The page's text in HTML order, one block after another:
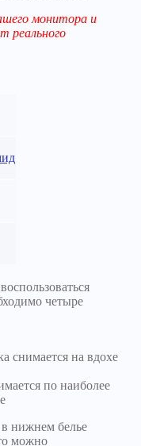
монитора и
реального
четыре
снимается на вдохе
по наиболее
нижнем белье
можно